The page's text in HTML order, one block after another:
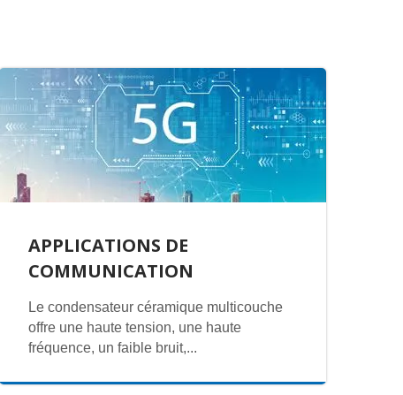
APPLICATIONS DE
COMMUNICATION
Le condensateur céramique multicouche
offre une haute tension, une haute
fréquence, un faible bruit,...